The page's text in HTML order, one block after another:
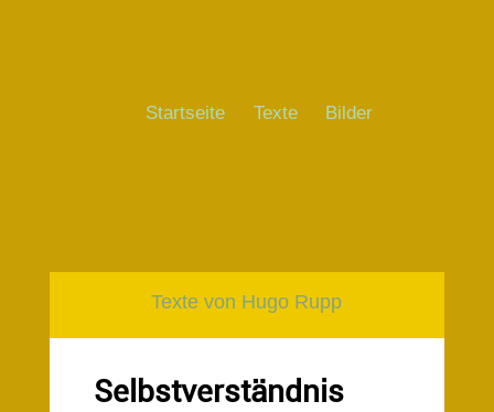
Startseite Texte Bilder
Texte von Hugo Rupp
Selbstverständnis